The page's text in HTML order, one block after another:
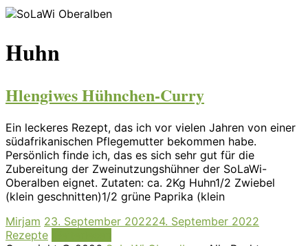
Huhn
Hlengiwes Hühnchen-Curry
Ein leckeres Rezept, das ich vor vielen Jahren von einer
südafrikanischen Pflegemutter bekommen habe.
Persönlich finde ich, das es sich sehr gut für die
Zubereitung der Zweinutzungshühner der SoLaWi-
Oberalben eignet. Zutaten: ca. 2Kg Huhn1/2 Zwiebel
(klein geschnitten)1/2 grüne Paprika (klein
Mirjam 23. September 202224. September 2022
Rezepte